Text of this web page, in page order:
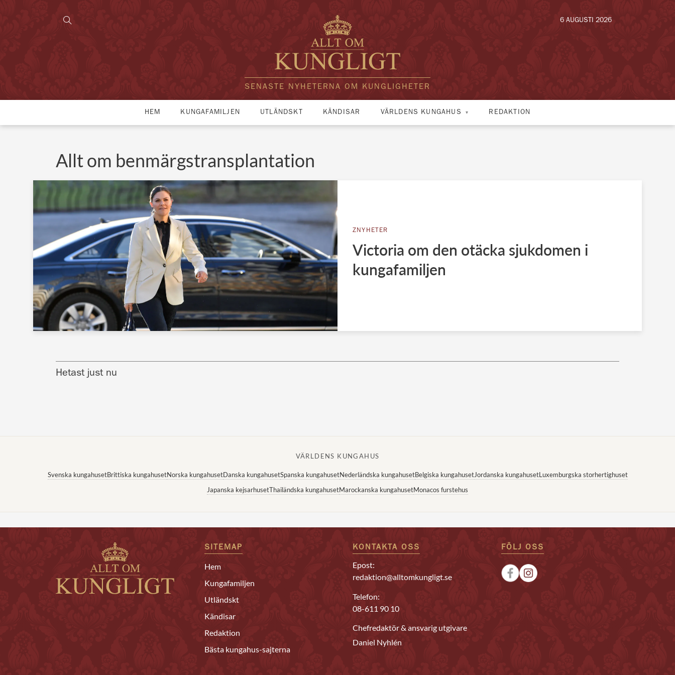
SENASTE NYHETERNA OM KUNGLIGHETER
6 AUGUSTI 2026
HEM KUNGAFAMILJEN UTLÄNDSKT KÄNDISAR VÄRLDENS KUNGAHUS REDAKTION
Allt om benmärgstransplantation
ZNYHETER
Victoria om den otäcka sjukdomen i
kungafamiljen
Hetast just nu
VÄRLDENS KUNGAHUS
Svenska kungahusetBrittiska kungahusetNorska kungahusetDanska kungahusetSpanska kungahusetNederländska kungahusetBelgiska kungahusetJordanska kungahusetLuxemburgska storhertighuset
Japanska kejsarhusetThailändska kungahusetMarockanska kungahusetMonacos furstehus
SITEMAP
Hem
Kungafamiljen
Utländskt
Kändisar
Redaktion
Bästa kungahus-sajterna
KONTAKTA OSS
Epost:
redaktion@alltomkungligt.se
Telefon:
08-611 90 10
Chefredaktör & ansvarig utgivare
Daniel Nyhlén
FÖLJ OSS